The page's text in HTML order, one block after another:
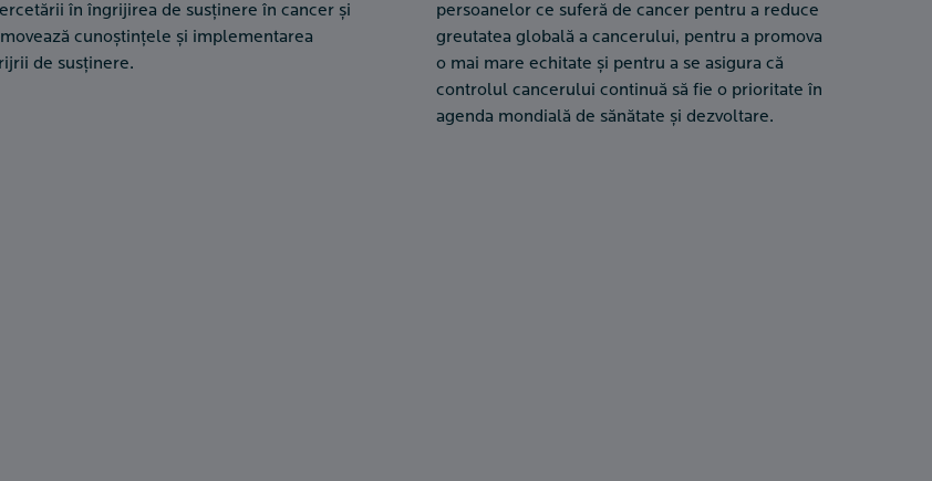
în îngrijirea de susținere în cancer și
cunoștințele și implementarea
de susținere.
persoanelor ce suferă de cancer pentru a reduce
greutatea globală a cancerului, pentru a promova
o mai mare echitate și pentru a se asigura că
controlul cancerului continuă să fie o prioritate în
agenda mondială de sănătate și dezvoltare.